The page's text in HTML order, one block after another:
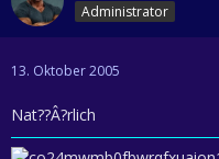
Administrator
13. Oktober 2005
Nat??Â?rlich